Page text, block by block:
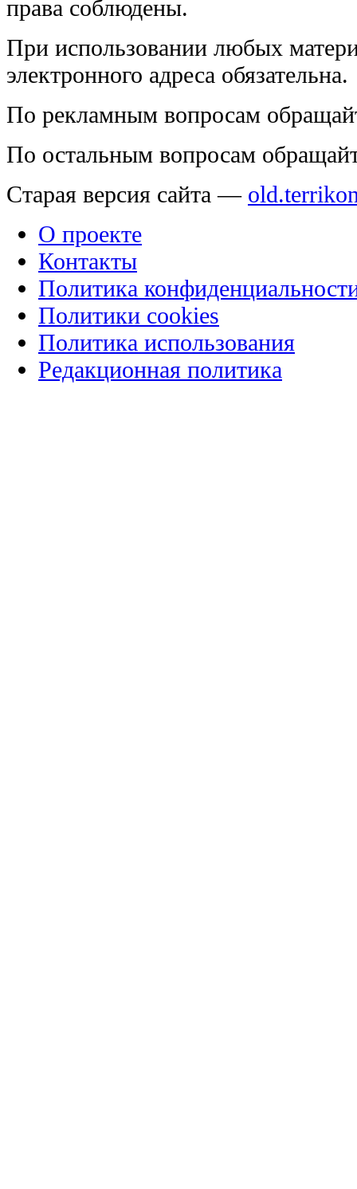
права соблюдены.
При использовании любых
электронного адреса обязательна.
По рекламным вопросам
По остальным вопросам
Старая версия сайта —
О проекте
Контакты
Политика
Политики cookies
Политика использования
Редакционная политика